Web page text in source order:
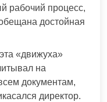
рабочий процесс,
достойная
«движуха»
на
документам,
директор.